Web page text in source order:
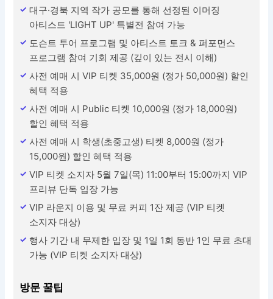
대구·경북 지역 작가 공모를 통해 선정된 이머징
아티스트 'LIGHT UP' 특별전 참여 가능
도슨트 투어 프로그램 및 아티스트 토크 & 퍼포먼스
프로그램 참여 기회 제공 (깊이 있는 전시 이해)
사전 예매 시 VIP 티켓 35,000원 (정가 50,000원) 할인
혜택 적용
사전 예매 시 Public 티켓 10,000원 (정가 18,000원)
할인 혜택 적용
사전 예매 시 학생(초중고생) 티켓 8,000원 (정가
15,000원) 할인 혜택 적용
VIP 티켓 소지자 5월 7일(목) 11:00부터 15:00까지 VIP
프리뷰 단독 입장 가능
VIP 라운지 이용 및 무료 커피 1잔 제공 (VIP 티켓
소지자 대상)
행사 기간 내 무제한 입장 및 1일 1회 동반 1인 무료 초대
가능 (VIP 티켓 소지자 대상)
방문 꿀팁